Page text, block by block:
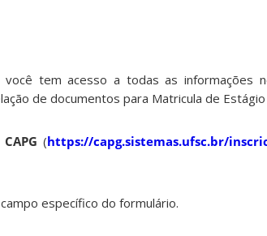
você tem acesso a todas as informações
de documentos para Matricula de
(https://capg.sistemas.ufsc.br/
específico do formulário.